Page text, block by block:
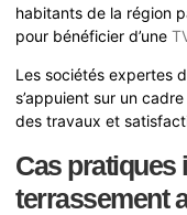
habitants de la région
pour bénéficier d’une
Les sociétés expertes
s’appuient sur un
des travaux et
Cas pratiques
terrassement